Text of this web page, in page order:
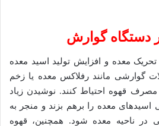
دستگاه گوارش
معده و افزایش تولید اسید معده
گوارشی مانند رفلاکس معده یا زخم
مصرف قهوه احتیاط کنند. نوشیدن زیاد
اسیدهای معده را برهم بزند و منجر به
ناحیه معده شود. همچنین، قهوه